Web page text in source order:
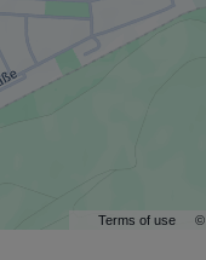
Terms of use ©